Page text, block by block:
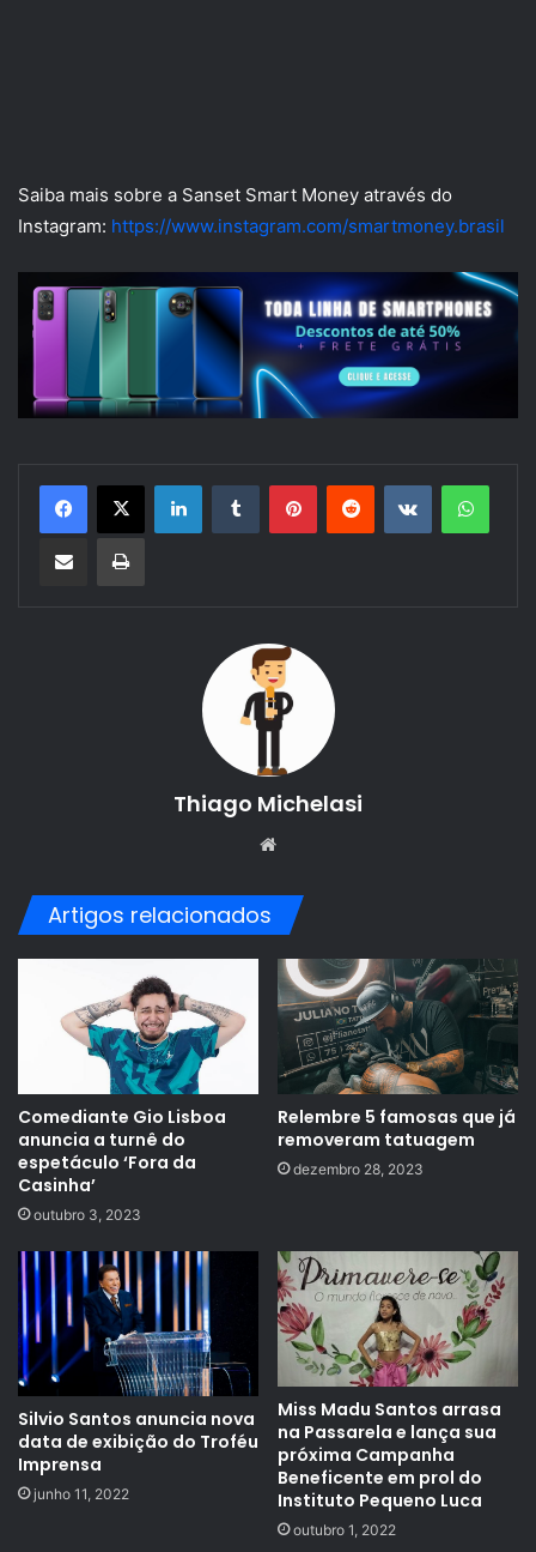
Saiba mais sobre a Sanset Smart Money através do
Instagram: https://www.instagram.com/smartmoney.brasil
LinkedinTumblr PinterestReddit VK
Compartilhar via e-mail Imprimir
Thiago Michelasi
Artigos relacionados
Comediante Gio Lisboa
anuncia a turnê do
espetáculo ‘Fora da
Casinha’
outubro 3, 2023
Relembre 5 famosas que já
removeram tatuagem
dezembro 28, 2023
Silvio Santos anuncia nova
data de exibição do Troféu
Imprensa
junho 11, 2022
Miss Madu Santos arrasa
na Passarela e lança sua
próxima Campanha
Beneficente em prol do
Instituto Pequeno Luca
outubro 1, 2022